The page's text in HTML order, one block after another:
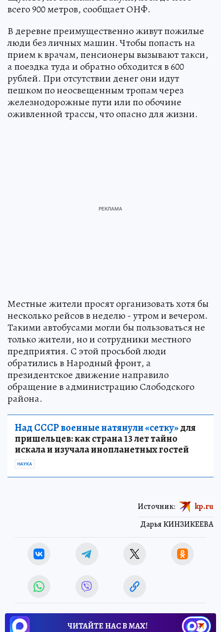
всего 900 метров, сообщает ОНФ.
В деревне преимущественно живут пожилые
люди без личных машин. Чтобы попасть на
прием к врачам, пенсионеры вызывают такси,
а поездка туда и обратно обходится в 600
рублей. При отсутствии денег они идут
пешком по неосвещенным тропам через
железнодорожные пути или по обочине
оживленной трассы, что опасно для жизни.
Местные жители просят организовать хотя бы
несколько рейсов в неделю - утром и вечером.
Такими автобусами могли бы пользоваться не
только жители, но и сотрудники местного
предприятия. С этой просьбой люди
обратились в Народный фронт, а
президентское движение направило
обращение в администрацию Слободского
района.
Над СССР военные натянули «сетку»для
пришельцев: как страна 13 лет тайно
искала и изучала инопланетных гостей
НАУКА
Дарья КИНЗИКЕЕВА
Источник: kp.ru
ЧИТАЙТЕ НАС В МАХ!